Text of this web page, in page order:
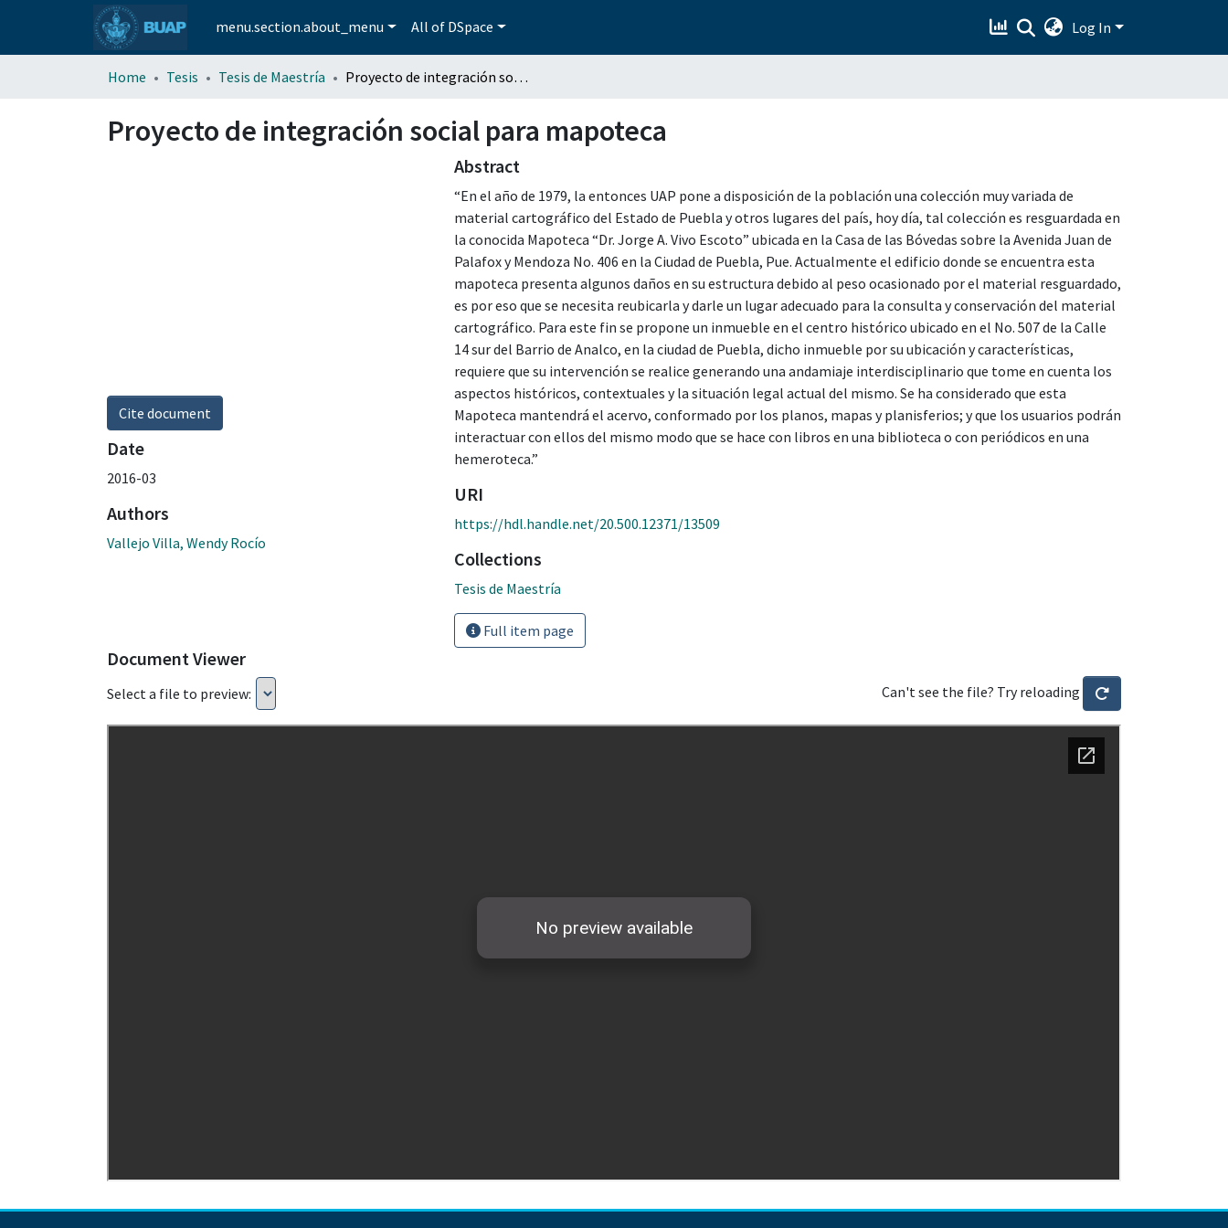
menu.section.about_menu All of DSpace Log In
Home Tesis Tesis de Maestría Proyecto de integración social para mapoteca
Proyecto de integración social para mapoteca
Cite document
Date
2016-03
Authors
Vallejo Villa, Wendy Rocío
Abstract
“En el año de 1979, la entonces UAP pone a disposición de la población una colección muy variada de
material cartográfico del Estado de Puebla y otros lugares del país, hoy día, tal colección es resguardada en
la conocida Mapoteca “Dr. Jorge A. Vivo Escoto” ubicada en la Casa de las Bóvedas sobre la Avenida Juan de
Palafox y Mendoza No. 406 en la Ciudad de Puebla, Pue. Actualmente el edificio donde se encuentra esta
mapoteca presenta algunos daños en su estructura debido al peso ocasionado por el material resguardado,
es por eso que se necesita reubicarla y darle un lugar adecuado para la consulta y conservación del material
cartográfico. Para este fin se propone un inmueble en el centro histórico ubicado en el No. 507 de la Calle
14 sur del Barrio de Analco, en la ciudad de Puebla, dicho inmueble por su ubicación y características,
requiere que su intervención se realice generando una andamiaje interdisciplinario que tome en cuenta los
aspectos históricos, contextuales y la situación legal actual del mismo. Se ha considerado que esta
Mapoteca mantendrá el acervo, conformado por los planos, mapas y planisferios; y que los usuarios podrán
interactuar con ellos del mismo modo que se hace con libros en una biblioteca o con periódicos en una
hemeroteca.”
URI
https://hdl.handle.net/20.500.12371/13509
Collections
Tesis de Maestría
Full item page
Document Viewer
Select a file to preview: Can't see the file? Try reloading